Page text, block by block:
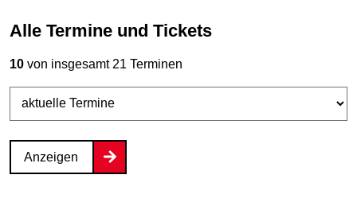
Alle Termine und Tickets
10 von insgesamt 21 Terminen
Anzeigen